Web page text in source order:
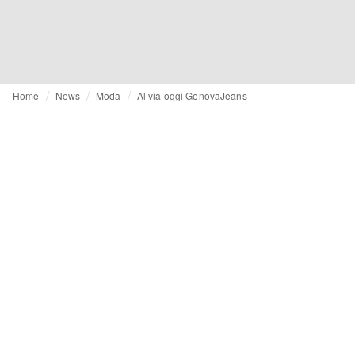
Home News Moda Al via oggi GenovaJeans